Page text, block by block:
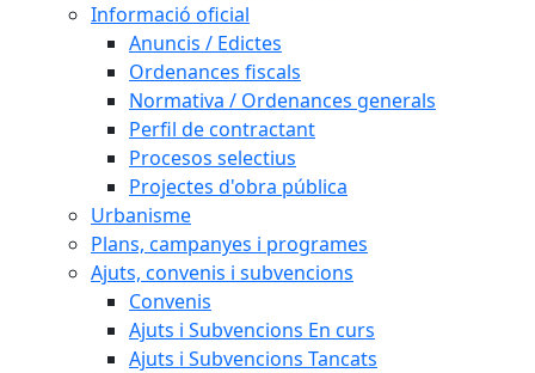
Informació oficial
Anuncis / Edictes
Ordenances fiscals
Normativa / Ordenances generals
Perfil de contractant
Procesos selectius
Projectes d'obra pública
Urbanisme
Plans, campanyes i programes
Ajuts, convenis i subvencions
Convenis
Ajuts i Subvencions En curs
Ajuts i Subvencions Tancats